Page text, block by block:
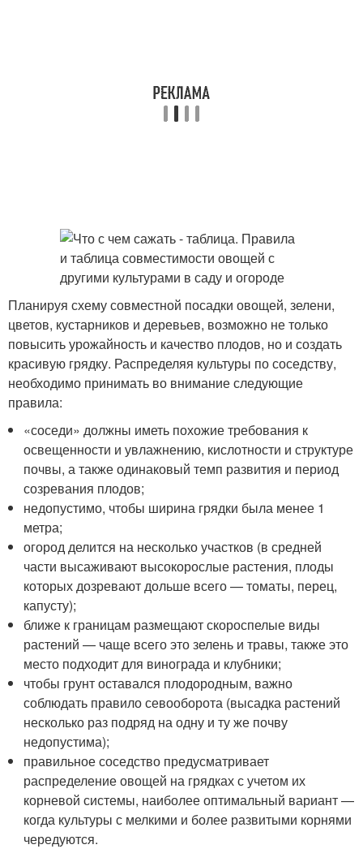
Планируя схему совместной посадки овощей, зелени,
цветов, кустарников и деревьев, возможно не только
повысить урожайность и качество плодов, но и создать
красивую грядку. Распределяя культуры по соседству,
необходимо принимать во внимание следующие
правила:
«соседи» должны иметь похожие требования к
освещенности и увлажнению, кислотности и структуре
почвы, а также одинаковый темп развития и период
созревания плодов;
недопустимо, чтобы ширина грядки была менее 1
метра;
огород делится на несколько участков (в средней
части высаживают высокорослые растения, плоды
которых дозревают дольше всего — томаты, перец,
капусту);
ближе к границам размещают скороспелые виды
растений — чаще всего это зелень и травы, также это
место подходит для винограда и клубники;
чтобы грунт оставался плодородным, важно
соблюдать правило севооборота (высадка растений
несколько раз подряд на одну и ту же почву
недопустима);
правильное соседство предусматривает
распределение овощей на грядках с учетом их
корневой системы, наиболее оптимальный вариант —
когда культуры с мелкими и более развитыми корнями
чередуются.